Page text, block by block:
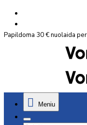
Papildoma 30 € nuolaida
Meniu